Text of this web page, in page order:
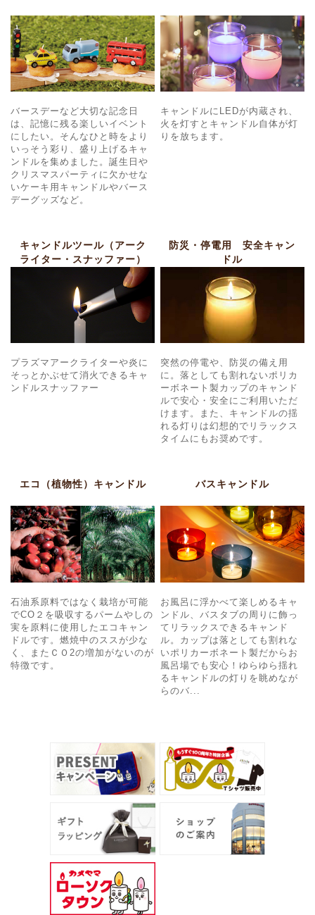
バースデーなど大切な記念日
は、記憶に残る楽しいイベント
にしたい。そんなひと時をより
いっそう彩り、盛り上げるキャ
ンドルを集めました。誕生日や
クリスマスパーティに欠かせな
いケーキ用キャンドルやバース
デーグッズなど。
キャンドルにLEDが内蔵され、
火を灯すとキャンドル自体が灯
りを放ちます。
キャンドルツール（アーク
ライター・スナッファー）
プラズマアークライターや炎に
そっとかぶせて消火できるキャ
ンドルスナッファー
防災・停電用 安全キャン
ドル
突然の停電や、防災の備え用
に。落としても割れないポリカ
ーボネート製カップのキャンド
ルで安心・安全にご利用いただ
けます。また、キャンドルの揺
れる灯りは幻想的でリラックス
タイムにもお奨めです。
エコ（植物性）キャンドル
石油系原料ではなく栽培が可能
でCO２を吸収するパームやしの
実を原料に使用したエコキャン
ドルです。燃焼中のススが少な
く、またＣＯ2の増加がないのが
特徴です。
バスキャンドル
お風呂に浮かべて楽しめるキャ
ンドル、バスタブの周りに飾っ
てリラックスできるキャンド
ル。カップは落としても割れな
いポリカーボネート製だからお
風呂場でも安心！ゆらゆら揺れ
るキャンドルの灯りを眺めなが
らのバ...